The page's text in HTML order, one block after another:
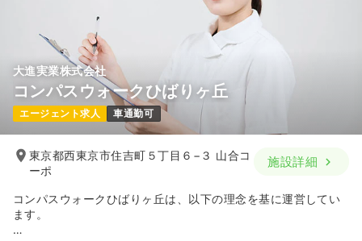
月給29万円以上可
気になる 詳細を見る
日勤のみ（パート）
給与 時給1,600円〜
時間 9:00～17:30
オンコールあり
時給1,600円以上可
大進実業株式会社
コンパスウォークひばりヶ丘
エージェント求人 車通勤可
東京都西東京市住吉町５丁目６−３ 山合コ
ーポ
施設詳細
コンパスウォークひばりヶ丘は、以下の理念を基に運営してい
ます。